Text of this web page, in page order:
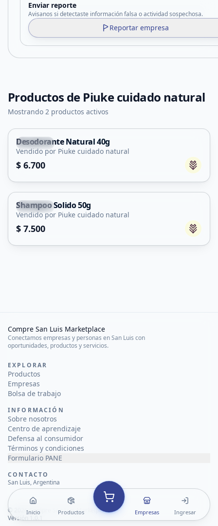
Enviar reporte
Avisanos si detectaste información falsa o actividad sospechosa.
Reportar empresa
Productos de Piuke cuidado natural
Mostrando 2 productos activos
Capital
Desodorante Natural 40g
Vendido por Piuke cuidado natural
$ 6.700
Capital
Shampoo Solido 50g
Vendido por Piuke cuidado natural
$ 7.500
Inicio Productos Empresas Ingresar
Compre San Luis Marketplace
Conectamos empresas y personas en San Luis con
oportunidades, productos y servicios.
EXPLORAR
Productos
Empresas
Bolsa de trabajo
INFORMACIÓN
Sobre nosotros
Centro de aprendizaje
Defensa al consumidor
Términos y condiciones
Formulario PANE
CONTACTO
San Luis, Argentina
© 2026Compre San Luis Marketplace
Versión 1.0.1